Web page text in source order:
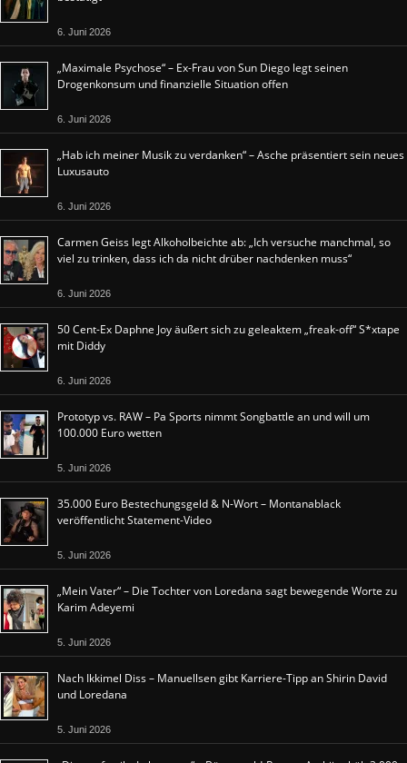
6. Juni 2026
„Maximale Psychose“ – Ex-Frau von Sun Diego legt seinen
Drogenkonsum und finanzielle Situation offen
6. Juni 2026
„Hab ich meiner Musik zu verdanken“ – Asche präsentiert sein neues
Luxusauto
6. Juni 2026
Carmen Geiss legt Alkoholbeichte ab: „Ich versuche manchmal, so
viel zu trinken, dass ich da nicht drüber nachdenken muss“
6. Juni 2026
50 Cent-Ex Daphne Joy äußert sich zu geleaktem „freak-off“ S*xtape
mit Diddy
6. Juni 2026
Prototyp vs. RAW – Pa Sports nimmt Songbattle an und will um
100.000 Euro wetten
5. Juni 2026
35.000 Euro Bestechungsgeld & N-Wort – Montanablack
veröffentlicht Statement-Video
5. Juni 2026
„Mein Vater“ – Die Tochter von Loredana sagt bewegende Worte zu
Karim Adeyemi
5. Juni 2026
Nach Ikkimel Diss – Manuellsen gibt Karriere-Tipp an Shirin David
und Loredana
5. Juni 2026